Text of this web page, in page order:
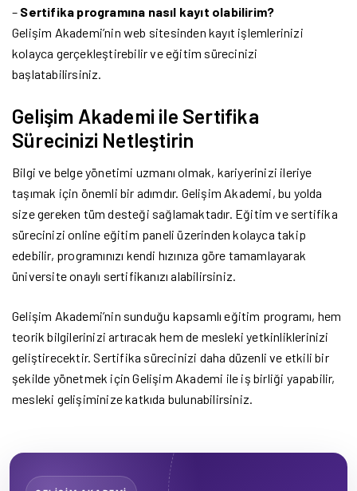
– Sertifika programına nasıl kayıt olabilirim?
Gelişim Akademi’nin web sitesinden kayıt işlemlerinizi
kolayca gerçekleştirebilir ve eğitim sürecinizi
başlatabilirsiniz.
Gelişim Akademi ile Sertifika
Sürecinizi Netleştirin
Bilgi ve belge yönetimi uzmanı olmak, kariyerinizi ileriye
taşımak için önemli bir adımdır. Gelişim Akademi, bu yolda
size gereken tüm desteği sağlamaktadır. Eğitim ve sertifika
sürecinizi online eğitim paneli üzerinden kolayca takip
edebilir, programınızı kendi hızınıza göre tamamlayarak
üniversite onaylı sertifikanızı alabilirsiniz.
Gelişim Akademi’nin sunduğu kapsamlı eğitim programı, hem
teorik bilgilerinizi artıracak hem de mesleki yetkinliklerinizi
geliştirecektir. Sertifika sürecinizi daha düzenli ve etkili bir
şekilde yönetmek için Gelişim Akademi ile iş birliği yapabilir,
mesleki gelişiminize katkıda bulunabilirsiniz.